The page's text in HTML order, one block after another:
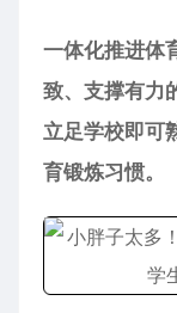
一体化推进体
致、支撑有力
立足学校即可
育锻炼习惯。